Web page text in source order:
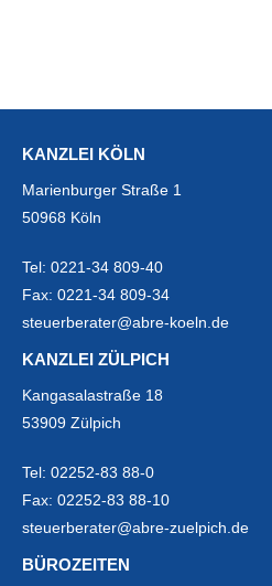
KANZLEI KÖLN
Marienburger Straße 1
50968 Köln
Tel: 0221-34 809-40
Fax: 0221-34 809-34
steuerberater@abre-koeln.de
KANZLEI ZÜLPICH
Kangasalastraße 18
53909 Zülpich
Tel: 02252-83 88-0
Fax: 02252-83 88-10
steuerberater@abre-zuelpich.de
BÜROZEITEN